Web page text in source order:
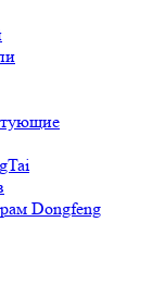
Dongfeng